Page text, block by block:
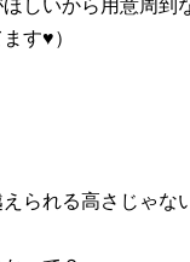
す♥）
られる高さじゃ